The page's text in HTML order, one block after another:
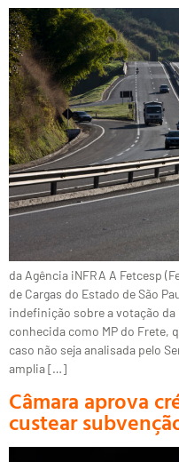
da Agência iNFRA A Fetcesp
de Cargas do Estado de São
indefinição sobre a votação da
conhecida como MP do Frete,
caso não seja analisada pelo
amplia […]
Câmara aprova
custear